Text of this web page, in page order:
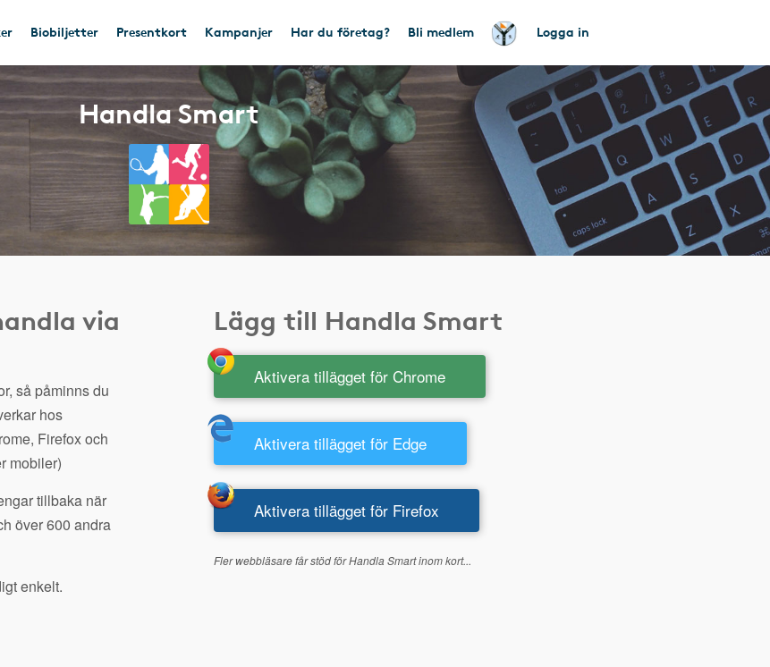
Biobiljetter Presentkort Kampanjer Har du företag? Bli medlem Logga in
Handla Smart
via
så påminns du
hos
Firefox och
mobiler)
tillbaka när
över 600 andra
enkelt.
Lägg till Handla Smart
Aktivera tillägget för Chrome
Aktivera tillägget för Edge
Aktivera tillägget för Firefox
Fler webbläsare får stöd för Handla Smart inom kort...